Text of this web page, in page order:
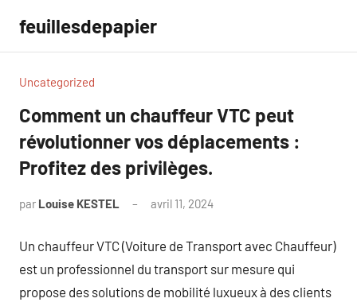
contenu
feuillesdepapier
Uncategorized
Comment un chauffeur VTC peut
révolutionner vos déplacements :
Profitez des privilèges.
par Louise KESTEL avril 11, 2024
Un chauffeur VTC (Voiture de Transport avec Chauffeur)
est un professionnel du transport sur mesure qui
propose des solutions de mobilité luxueux à des clients